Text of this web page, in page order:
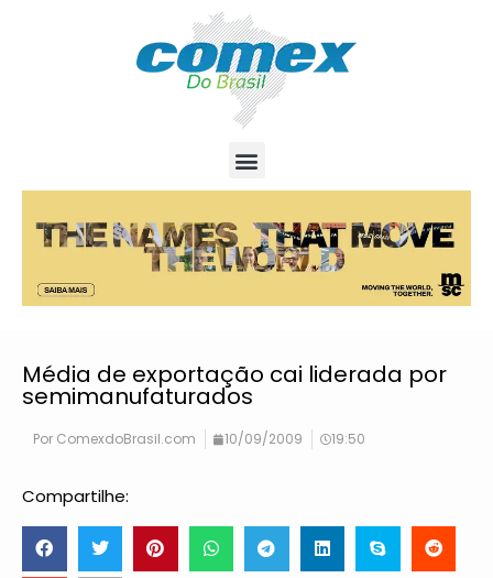
Média de exportação cai liderada por
semimanufaturados
Por ComexdoBrasil.com 10/09/2009 19:50
Compartilhe: